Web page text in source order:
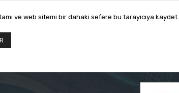
ve web sitemi bir dahaki sefere bu tarayıcıya kaydet.